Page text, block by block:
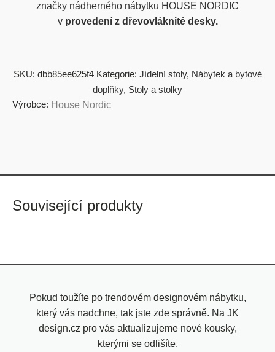
značky nádherného nábytku HOUSE NORDIC
v provedení z dřevovláknité desky.
SKU: dbb85ee625f4 Kategorie: Jídelní stoly, Nábytek a bytové
doplňky, Stoly a stolky
Výrobce: House Nordic
Související produkty
Pokud toužíte po trendovém designovém nábytku,
který vás nadchne, tak jste zde správně. Na JK
design.cz pro vás aktualizujeme nové kousky,
kterými se odlišíte.